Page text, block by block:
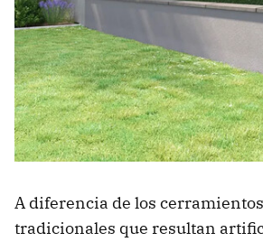
A diferencia de los
tradicionales que resultan